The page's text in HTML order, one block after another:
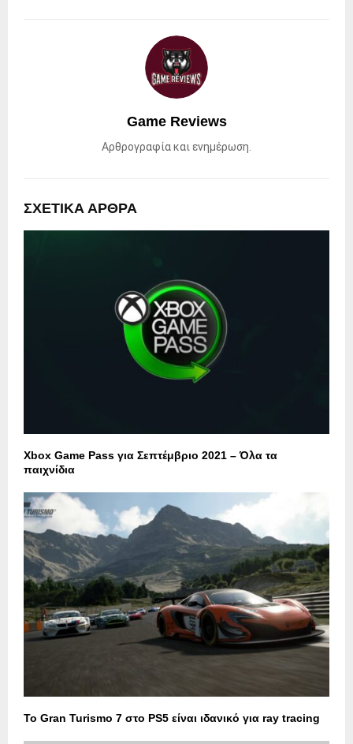
Game Reviews
Αρθρογραφία και ενημέρωση.
ΣΧΕΤΙΚΑ ΑΡΘΡΑ
Xbox Game Pass για Σεπτέμβριο 2021 – Όλα τα
παιχνίδια
Το Gran Turismo 7 στο PS5 είναι ιδανικό για ray tracing